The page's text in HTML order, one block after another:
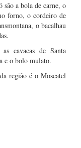
a bola de carne, o
forno, o cordeiro de
o bacalhau
cavacas de Santa
e o bolo mulato.
região é o Moscatel